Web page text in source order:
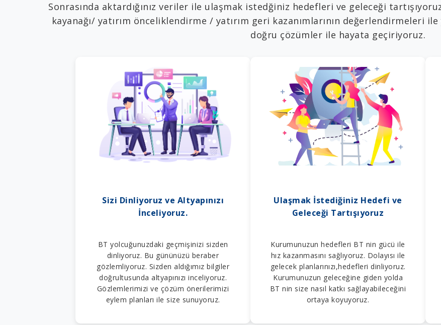
Sonrasında aktardığınız veriler ile ulaşmak istedğiniz hedefleri ve geleceği
kayanağı/ yatırım önceliklendirme / yatırım geri kazanımlarının değerlendirmeleri
doğru çözümler ile hayata geçiriyoruz.
Sizi Dinliyoruz ve Altyapınızı
İnceliyoruz.
BT yolcuğunuzdaki geçmişinizi sizden
dinliyoruz. Bu gününüzü beraber
gözlemliyoruz. Sizden aldığımız bilgiler
doğrultusunda altyapınızı inceliyoruz.
Gözlemlerimizi ve çözüm önerilerimizi
eylem planları ile size sunuyoruz.
Ulaşmak İstediğiniz Hedefi ve
Geleceği Tartışıyoruz
Kurumunuzun hedefleri BT nin gücü ile
hız kazanmasını sağlıyoruz. Dolayısı ile
gelecek planlarınızı,hedefleri dinliyoruz.
Kurumunuzun geleceğine giden yolda
BT nin size nasıl katkı sağlayabileceğini
ortaya koyuyoruz.